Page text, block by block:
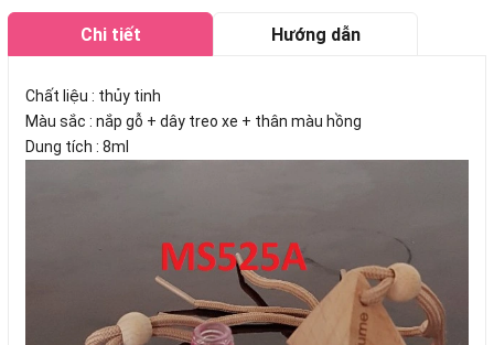
Chi tiết Hướng dẫn
Chất liệu : thủy tinh
Màu sắc : nắp gỗ + dây treo xe + thân màu hồng
Dung tích : 8ml